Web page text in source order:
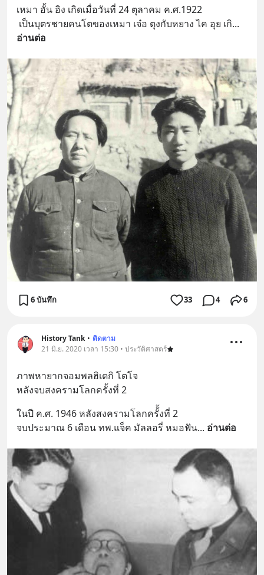
เหมา อั้น อิง เกิดเมื่อวันที่ 24 ตุลาคม ค.ศ.1922
เป็นบุตรชายคนโตของเหมา เจ๋อ ตุงกับหยาง ไค อุย เกิ
อ่านต่อ
6 บันทึก 33 4 6
History Tank • ติดตาม
21 มิ.ย. 2020 เวลา 15:30 • ประวัติศาสตร์
ภาพหายากจอมพลฮิเดกิ โตโจ
หลังจบสงครามโลกครั้งที่ 2
ในปี ค.ศ. 1946 หลังสงครามโลกครั้้งที่ 2
จบประมาณ 6 เดือน ทพ.แจ็ค มัลลอรี่ หมอฟัน... อ่านต่อ